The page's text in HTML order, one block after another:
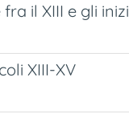
il XIII e gli
XIII-XV